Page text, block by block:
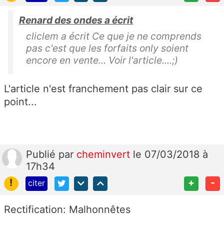
Renard des ondes a écrit
cliclem a écrit Ce que je ne comprends
pas c'est que les forfaits only soient
encore en vente... Voir l'article....;)
L'article n'est franchement pas clair sur ce
point...
Publié par cheminvert le 07/03/2018 à
17h34
!
citer + -
Rectification: Malhonnêtes